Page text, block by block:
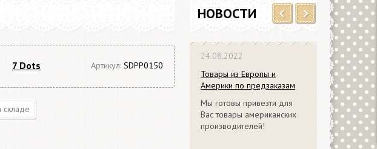
НОВОСТИ
24.08.2022
Товары из Европы и
Америки по предзаказам
Мы готовы привезти для
Вас товары американских
производителей!
7 Dots Артикул: SDPP0150
складе